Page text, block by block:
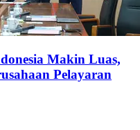
Makin Luas,
Pelayaran